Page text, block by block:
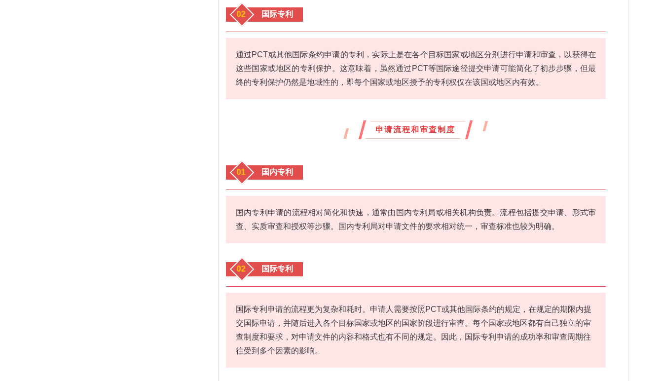
02 国际专利
通过PCT或其他国际条约申请的专利，实际上是在各个目标国家或地区分别进行申请和审查，以获得在
这些国家或地区的专利保护。这意味着，虽然通过PCT等国际途径提交申请可能简化了初步步骤，但最
终的专利保护仍然是地域性的，即每个国家或地区授予的专利权仅在该国或地区内有效。
申请流程和审查制度
01 国内专利
国内专利申请的流程相对简化和快速，通常由国内专利局或相关机构负责。流程包括提交申请、形式审
查、实质审查和授权等步骤。国内专利局对申请文件的要求相对统一，审查标准也较为明确。
02 国际专利
国际专利申请的流程更为复杂和耗时。申请人需要按照PCT或其他国际条约的规定，在规定的期限内提
交国际申请，并随后进入各个目标国家或地区的国家阶段进行审查。每个国家或地区都有自己独立的审
查制度和要求，对申请文件的内容和格式也有不同的规定。因此，国际专利申请的成功率和审查周期往
往受到多个因素的影响。